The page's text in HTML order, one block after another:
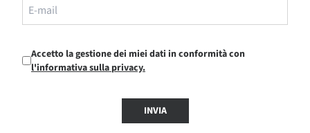
Accetto la gestione dei miei dati in conformità con
l'informativa sulla privacy.
INVIA